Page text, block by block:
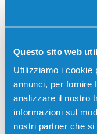
Questo sito web
Utilizziamo i cookie
annunci, per fornire
analizzare il nostro
informazioni sul
nostri partner che